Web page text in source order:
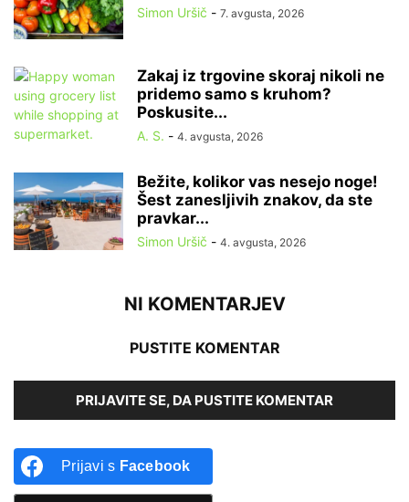
Simon Uršič - 7. avgusta, 2026
Zakaj iz trgovine skoraj nikoli ne
pridemo samo s kruhom?
Poskusite...
A. S. - 4. avgusta, 2026
Bežite, kolikor vas nesejo noge!
Šest zanesljivih znakov, da ste
pravkar...
Simon Uršič - 4. avgusta, 2026
NI KOMENTARJEV
PUSTITE KOMENTAR
PRIJAVITE SE, DA PUSTITE KOMENTAR
Prijavi s Facebook